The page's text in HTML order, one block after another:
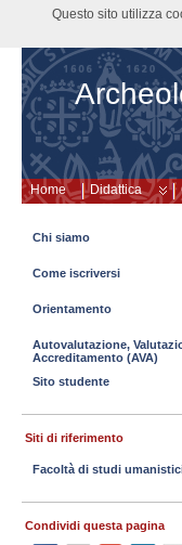
Home Didattica
Chi siamo
Come iscriversi
Orientamento
Autovalutazione,
Accreditamento (AVA)
Sito studente
Siti di riferimento
Facoltà di studi
Condividi questa pagina
Questo sito utilizza